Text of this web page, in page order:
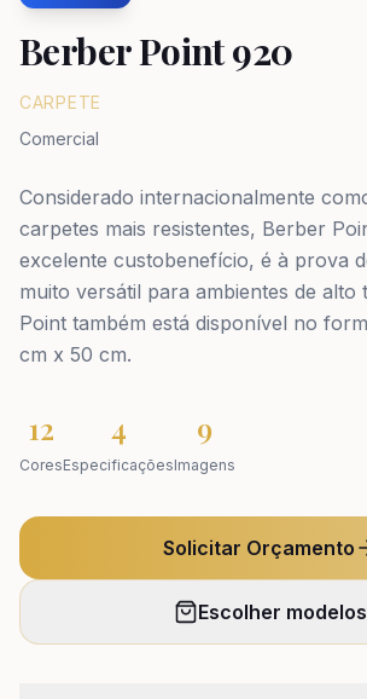
Berber Point 920
CARPETE
Comercial
Considerado internacionalmente
carpetes mais resistentes, Berber
excelente custobenefício, é à prova
muito versátil para ambientes de alto
Point também está disponível no
cm x 50 cm.
12
Cores
4
Especificações
9
Imagens
Solicitar Orçamento
Escolher modelos